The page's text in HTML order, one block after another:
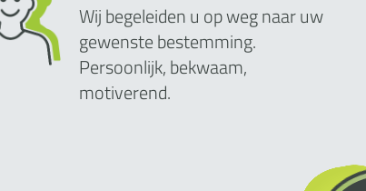
Wij begeleiden u op weg naar uw
gewenste bestemming.
Persoonlijk, bekwaam,
motiverend.